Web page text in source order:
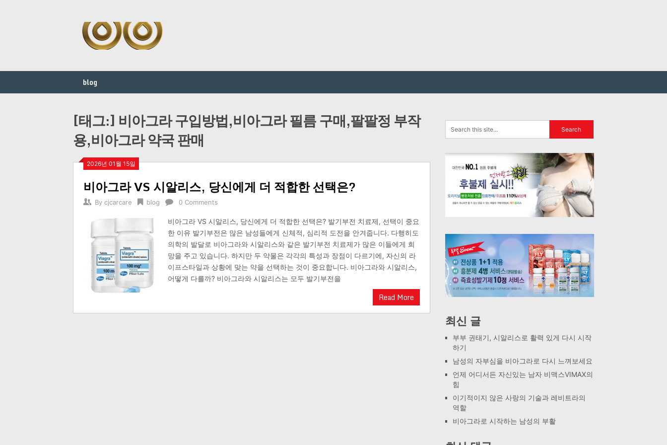
blog
[태그:] 비아그라 구입방법,비아그라 필름 구매,팔팔정 부작
용,비아그라 약국 판매
2026년 01월 15일
비아그라 VS 시알리스, 당신에게 더 적합한 선택은?
By cjcarcare blog 0 Comments
비아그라 VS 시알리스, 당신에게 더 적합한 선택은? 발기부전 치료제, 선택이 중요
한 이유 발기부전은 많은 남성들에게 신체적, 심리적 도전을 안겨줍니다. 다행히도
의학의 발달로 비아그라와 시알리스와 같은 발기부전 치료제가 많은 이들에게 희
망을 주고 있습니다. 하지만 두 약물은 각각의 특성과 장점이 다르기에, 자신의 라
이프스타일과 상황에 맞는 약을 선택하는 것이 중요합니다. 비아그라와 시알리스,
어떻게 다를까? 비아그라와 시알리스는 모두 발기부전을
Read More
최신 글
부부 권태기, 시알리스로 활력 있게 다시 시작
하기
남성의 자부심을 비아그라로 다시 느껴보세요
언제 어디서든 자신있는 남자 비맥스VIMAX의
힘
이기적이지 않은 사랑의 기술과 레비트라의
역할
비아그라로 시작하는 남성의 부활